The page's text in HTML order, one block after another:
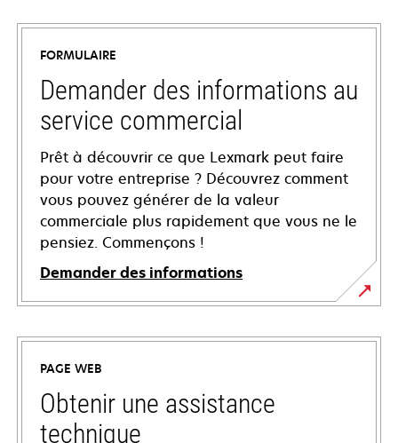
FORMULAIRE
Demander des informations au
service commercial
Prêt à découvrir ce que Lexmark peut faire
pour votre entreprise ? Découvrez comment
vous pouvez générer de la valeur
commerciale plus rapidement que vous ne le
pensiez. Commençons !
Demander des informations
PAGE WEB
Obtenir une assistance
technique